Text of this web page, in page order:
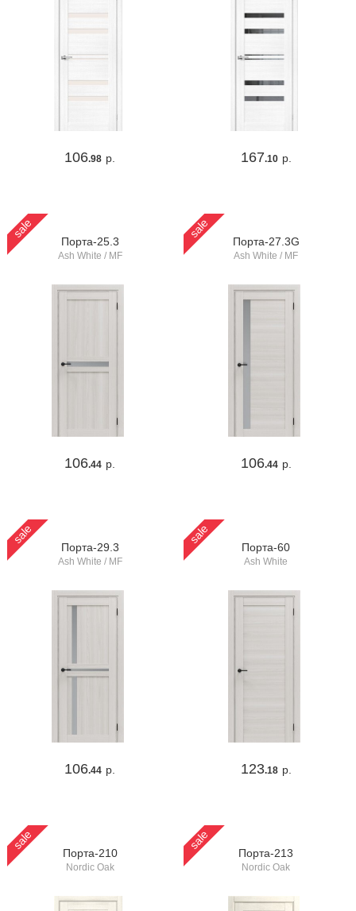
106.98 р. 167.10 р.
sale
Порта-25.3
Ash White / MF
106.44 р.
sale
Порта-27.3G
Ash White / MF
106.44 р.
sale
Порта-29.3
Ash White / MF
106.44 р.
sale
Порта-60
Ash White
123.18 р.
sale
Порта-210
Nordic Oak
sale
Порта-213
Nordic Oak